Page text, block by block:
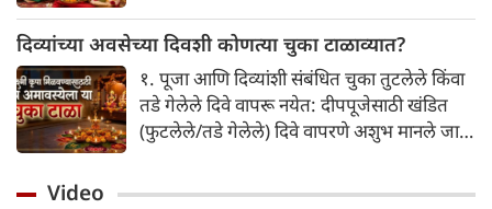
कुलाचारानुसार सात वर्षे किंवा त्याहून अधिक काळही
हे व्रत केले जाते. त्यामुळे आपल्या घरातील
परंपरेनुसार वडीलधाऱ्यांचा सल्ला घेणे योग्य मानले
जाते.
दिव्यांच्या अवसेच्या दिवशी कोणत्या चुका टाळाव्यात?
१. पूजा आणि दिव्यांशी संबंधित चुका तुटलेले किंवा
तडे गेलेले दिवे वापरू नयेत: दीपपूजेसाठी खंडित
(फुटलेले/तडे गेलेले) दिवे वापरणे अशुभ मानले जाते.
Video